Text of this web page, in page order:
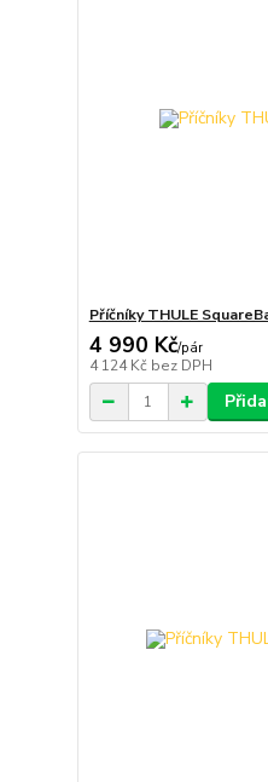
Příčníky THULE
4 990 Kč/pár
4 124 Kč bez DPH